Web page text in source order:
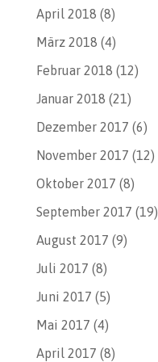
April 2018 (8)
März 2018 (4)
Februar 2018 (12)
Januar 2018 (21)
Dezember 2017 (6)
November 2017 (12)
Oktober 2017 (8)
September 2017 (19)
August 2017 (9)
Juli 2017 (8)
Juni 2017 (5)
Mai 2017 (4)
April 2017 (8)